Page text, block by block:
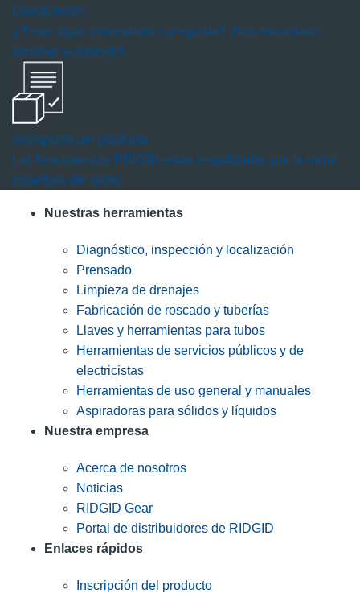
Contáctenos
¿Tiene algún comentario o pregunta? ¡Nos encantaría
conocer su opinión!
Inscripción del producto
Las herramientas RIDGID están respaldadas por la mejor
cobertura del ramo.
Nuestras herramientas
Diagnóstico, inspección y localización
Prensado
Limpieza de drenajes
Fabricación de roscado y tuberías
Llaves y herramientas para tubos
Herramientas de servicios públicos y de
electricistas
Herramientas de uso general y manuales
Aspiradoras para sólidos y líquidos
Nuestra empresa
Acerca de nosotros
Noticias
RIDGID Gear
Portal de distribuidores de RIDGID
Enlaces rápidos
Inscripción del producto